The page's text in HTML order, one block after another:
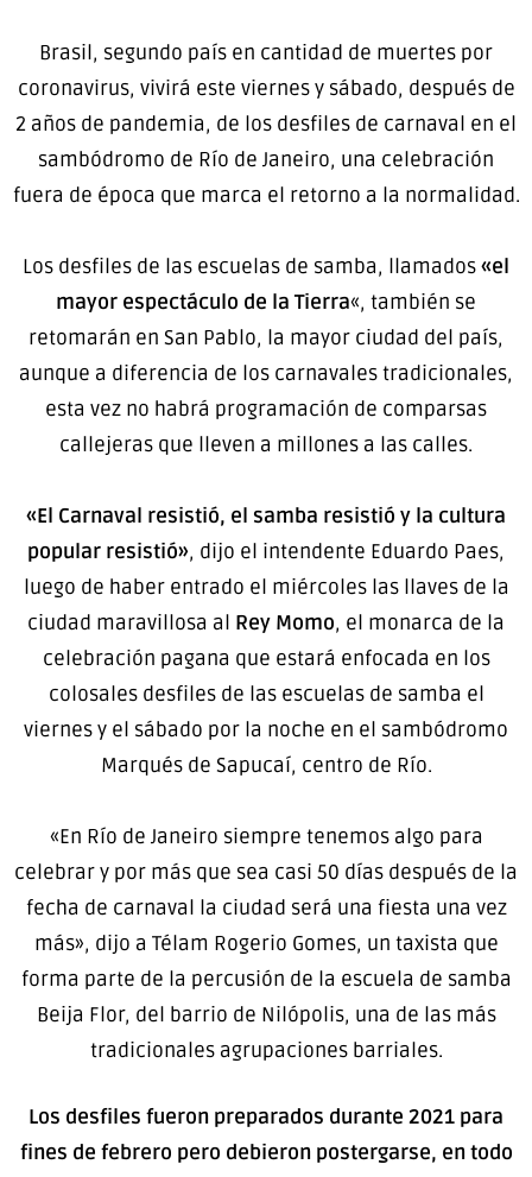
Brasil, segundo país en cantidad de muertes por
coronavirus, vivirá este viernes y sábado, después de
2 años de pandemia, de los desfiles de carnaval en el
sambódromo de Río de Janeiro, una celebración
fuera de época que marca el retorno a la normalidad.
Los desfiles de las escuelas de samba, llamados«el
mayor espectáculo de la Tierra«, también se
retomarán en San Pablo, la mayor ciudad del país,
aunque a diferencia de los carnavales tradicionales,
esta vez no habrá programación de comparsas
callejeras que lleven a millones a las calles.
«El Carnaval resistió, el samba resistió y la cultura
popular resistió», dijo el intendente Eduardo Paes,
luego de haber entrado el miércoles las llaves de la
ciudad maravillosa al Rey Momo, el monarca de la
celebración pagana que estará enfocada en los
colosales desfiles de las escuelas de samba el
viernes y el sábado por la noche en el sambódromo
Marqués de Sapucaí, centro de Río.
«En Río de Janeiro siempre tenemos algo para
celebrar y por más que sea casi 50 días después de la
fecha de carnaval la ciudad será una fiesta una vez
más», dijo a Télam Rogerio Gomes, un taxista que
forma parte de la percusión de la escuela de samba
Beija Flor, del barrio de Nilópolis, una de las más
tradicionales agrupaciones barriales.
Los desfiles fueron preparados durante 2021 para
fines de febrero pero debieron postergarse, en todo